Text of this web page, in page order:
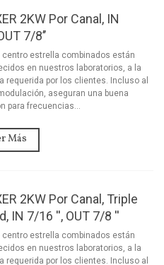
2KW Por Canal, IN
7/8’’
centro estrella combinados están
en nuestros laboratorios, a la
requerida por los clientes. Incluso al
aseguran una buena
para frecuencias...
Más
2KW Por Canal, Triple
IN 7/16 '', OUT 7/8 ''
centro estrella combinados están
en nuestros laboratorios, a la
requerida por los clientes. Incluso al